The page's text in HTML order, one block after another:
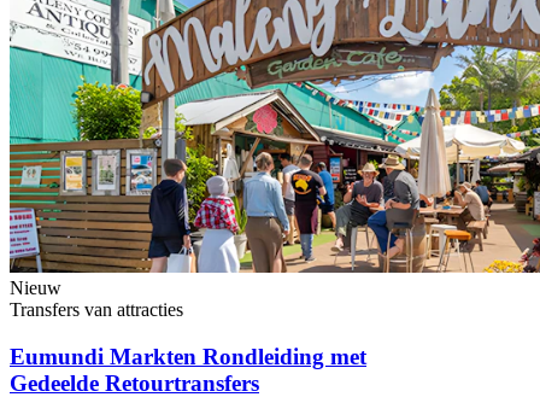
Nieuw
Transfers van attracties
Eumundi Markten Rondleiding met
Gedeelde Retourtransfers